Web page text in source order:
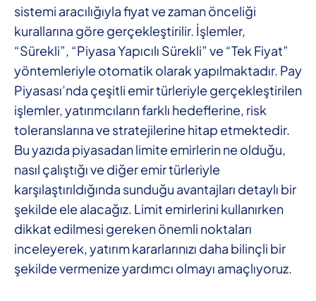
sistemi aracılığıyla fiyat ve zaman önceliği
kurallarına göre gerçekleştirilir. İşlemler,
“Sürekli”, “Piyasa Yapıcılı Sürekli” ve “Tek Fiyat”
yöntemleriyle otomatik olarak yapılmaktadır. Pay
Piyasası’nda çeşitli emir türleriyle gerçekleştirilen
işlemler, yatırımcıların farklı hedeflerine, risk
toleranslarına ve stratejilerine hitap etmektedir.
Bu yazıda piyasadan limite emirlerin ne olduğu,
nasıl çalıştığı ve diğer emir türleriyle
karşılaştırıldığında sunduğu avantajları detaylı bir
şekilde ele alacağız. Limit emirlerini kullanırken
dikkat edilmesi gereken önemli noktaları
inceleyerek, yatırım kararlarınızı daha bilinçli bir
şekilde vermenize yardımcı olmayı amaçlıyoruz.